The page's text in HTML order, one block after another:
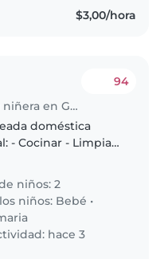
$3,00/hora
Trabajo para niñera en Guayaquil
94
doméstica
- Cocinar - Limpiar
niños: 2
niños: Bebé •
hace 3